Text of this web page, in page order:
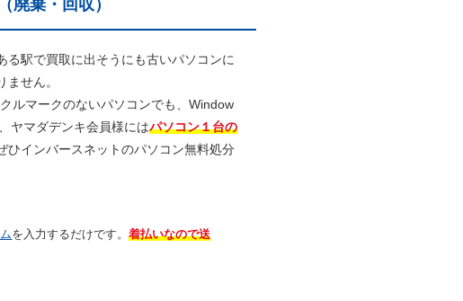
（廃棄・回収）
駅で買取に出そうにも古いパソコンに
せん。
ルマークのないパソコンでも、Window
ヤマダデンキ会員様にはパソコン１台の
ひインバースネットのパソコン無料処分
を入力するだけです。着払いなので送